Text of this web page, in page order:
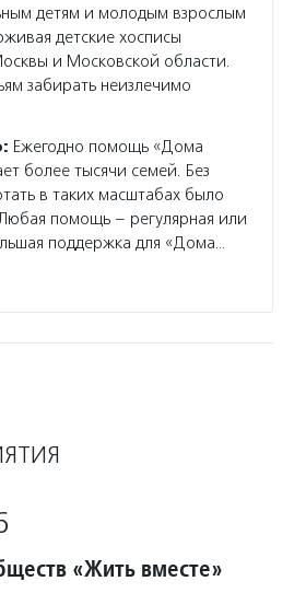
детям и молодым взрослым
детские хосписы
и Московской области.
забирать неизлечимо
Ежегодно помощь «Дома
более тысячи семей. Без
в таких масштабах было
помощь – регулярная или
поддержка для «Дома…
«Жить вместе»